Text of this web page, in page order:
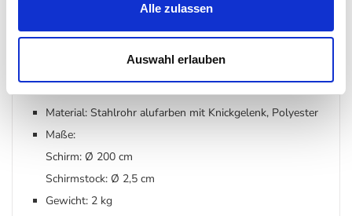
Alle zulassen
Auswahl erlauben
Material: Stahlrohr alufarben mit Knickgelenk, Polyester
Maße:
Schirm: Ø 200 cm
Schirmstock: Ø 2,5 cm
Gewicht: 2 kg